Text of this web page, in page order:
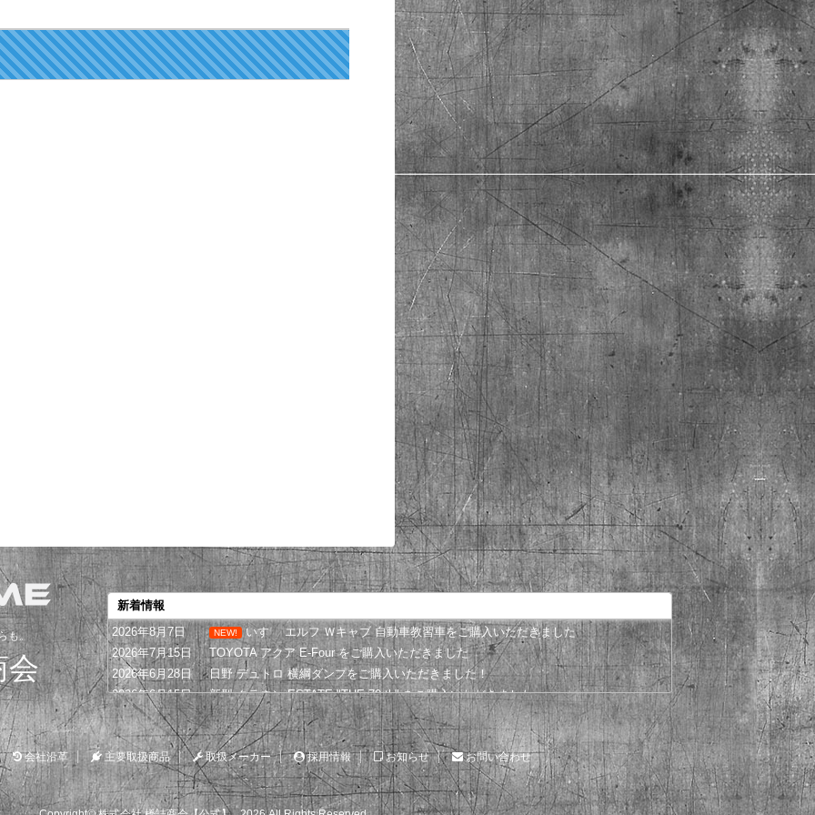
新着情報
2026年8月7日
NEW!
いすゞ エルフ Ｗキャブ 自動車教習車をご購入いただきました
2026年7月15日
TOYOTA アクア E-Four をご購入いただきました
2026年6月28日
日野 デュトロ 横綱ダンプをご購入いただきました！
2026年6月15日
新型 クラウン ESTATE "THE 70 th" をご購入いただきました
2026年5月20日
いすゞ エルフ冷凍車をお買い上げいただきました！
2026年5月5日
SUBARUフォレスターをご購入いただきました
2026年4月25日
UDトラックスQuon大型ダンプをご購入いただきました！
2026年4月6日
除雪車・重機の新車・中古車のことならHASHIZUMEへお任せください！
2026年3月20日
新潟県に三菱デリカD5道路パトロール車を納車しました！
も。
会
会社沿革 主要取扱商品 取扱メーカー 採用情報 お知らせ お問い合わせ